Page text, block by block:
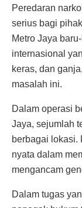
Peredaran
serius bagi
Metro Jaya
internasional
keras, dan
masalah ini.
Dalam operasi
Jaya, sejumlah
berbagai lokasi.
nyata dalam
mengancam
Dalam tugas